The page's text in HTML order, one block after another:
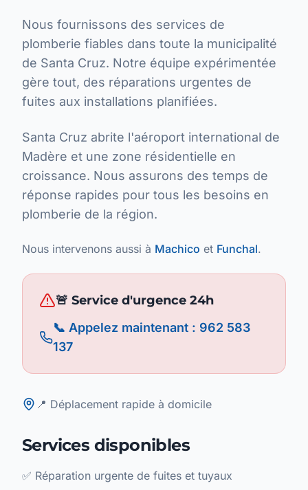
Nous fournissons des services de
plomberie fiables dans toute la municipalité
de Santa Cruz. Notre équipe expérimentée
gère tout, des réparations urgentes de
fuites aux installations planifiées.
Santa Cruz abrite l'aéroport international de
Madère et une zone résidentielle en
croissance. Nous assurons des temps de
réponse rapides pour tous les besoins en
plomberie de la région.
Nous intervenons aussi à Machico et Funchal.
🚨 Service d'urgence 24h
📞 Appelez maintenant : 962 583
137
📍 Déplacement rapide à domicile
Services disponibles
✅ Réparation urgente de fuites et tuyaux